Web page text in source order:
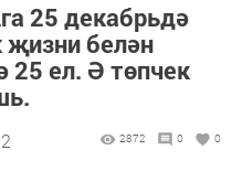
25 декабрьдә
җизни белән
25 ел. Ә төпчек
2872 0 0